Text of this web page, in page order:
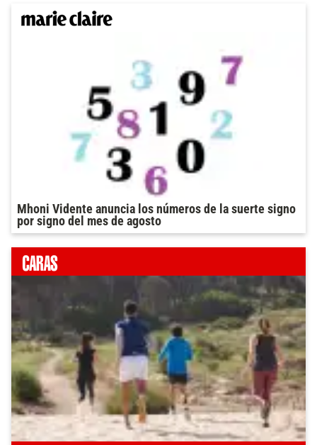
Mhoni Vidente anuncia los números de la suerte signo
por signo del mes de agosto